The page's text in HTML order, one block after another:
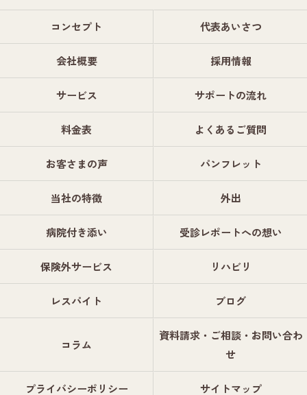
コンセプト 代表あいさつ
会社概要 採用情報
サービス サポートの流れ
料金表 よくあるご質問
お客さまの声 パンフレット
当社の特徴 外出
病院付き添い 受診レポートへの想い
保険外サービス リハビリ
レスパイト ブログ
コラム
資料請求・ご相談・お問い合わ
せ
プライバシーポリシー サイトマップ